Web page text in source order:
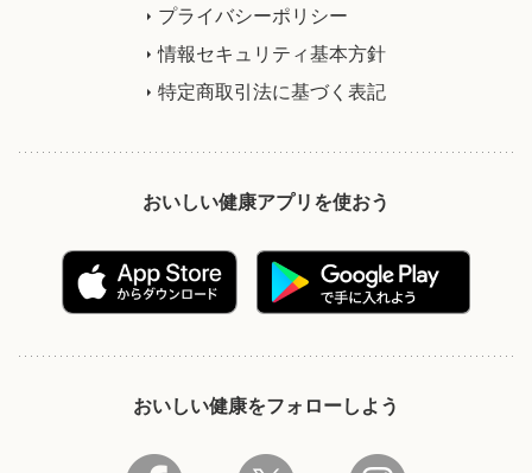
プライバシーポリシー
情報セキュリティ基本方針
特定商取引法に基づく表記
おいしい健康アプリを使おう
おいしい健康をフォローしよう